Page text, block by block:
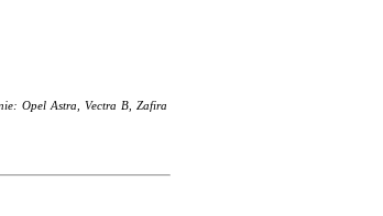
Opel Astra, Vectra B, Zafira